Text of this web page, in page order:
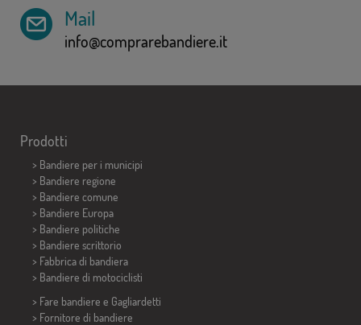
Mail
info@comprarebandiere.it
Prodotti
> Bandiere per i municipi
> Bandiere regione
> Bandiere comune
> Bandiere Europa
> Bandiere politiche
> Bandiere scrittorio
> Fabbrica di bandiera
> Bandiere di motociclisti
> Fare bandiere e Gagliardetti
> Fornitore di bandiere